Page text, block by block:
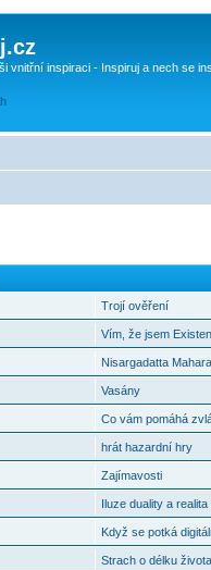
vnitřní inspiraci - Inspiruj a nech se
Trojí ověření
Vím, že jsem
Nisargadatta
Vasány
Co vám pomáhá
hrát hazardní hry
Zajímavosti
Iluze duality a
Když se potká
Strach o délku